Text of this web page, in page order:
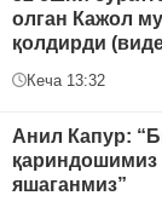
олган Кажол
қолдирди
Кеча 13:32
Анил Капур:
қариндошимиз
яшаганмиз”